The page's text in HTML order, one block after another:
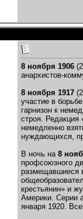
8 ноября 1906
анархистов-
8 ноября 1917
участие в
гарнизон к
строя. Редакция
немедленно
нуждающихся,
В ночь на 8
профсоюзного
размещавшиеся
крестьянин» и
Америки. Серии
января 1920.